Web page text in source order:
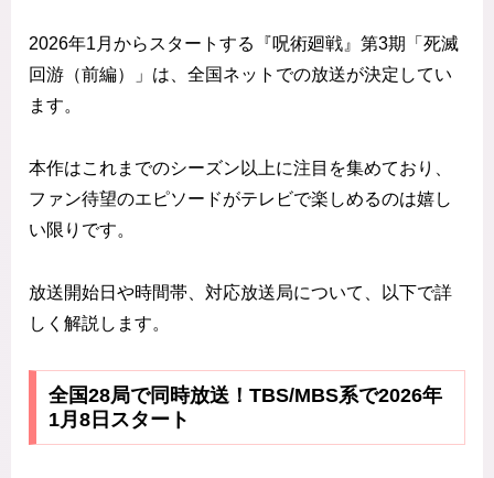
2026年1月からスタートする『呪術廻戦』第3期「死滅
回游（前編）」は、全国ネットでの放送が決定してい
ます。
本作はこれまでのシーズン以上に注目を集めており、
ファン待望のエピソードがテレビで楽しめるのは嬉し
い限りです。
放送開始日や時間帯、対応放送局について、以下で詳
しく解説します。
全国28局で同時放送！TBS/MBS系で2026年
1月8日スタート